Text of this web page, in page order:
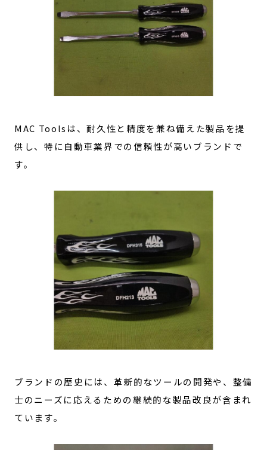
MAC Toolsは、耐久性と精度を兼ね備えた製品を提
供し、特に自動車業界での信頼性が高いブランドで
す。
ブランドの歴史には、革新的なツールの開発や、整備
士のニーズに応えるための継続的な製品改良が含まれ
ています。